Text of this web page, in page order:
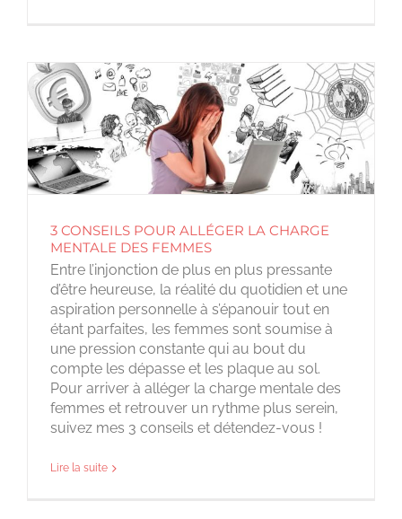
3 CONSEILS POUR ALLÉGER LA CHARGE
MENTALE DES FEMMES
Entre l’injonction de plus en plus pressante
d’être heureuse, la réalité du quotidien et une
aspiration personnelle à s’épanouir tout en
étant parfaites, les femmes sont soumise à
une pression constante qui au bout du
compte les dépasse et les plaque au sol.
Pour arriver à alléger la charge mentale des
femmes et retrouver un rythme plus serein,
suivez mes 3 conseils et détendez-vous !
Lire la suite